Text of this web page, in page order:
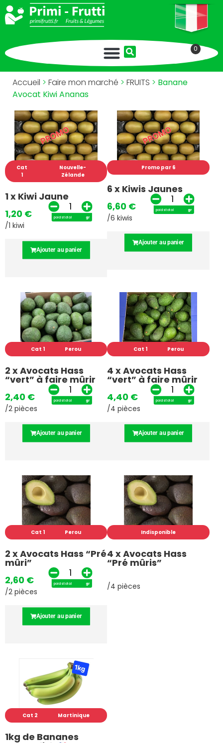
0
Accueil > Faire mon marché > FRUITS > Banane
Avocat Kiwi Ananas
Cat
1
Nouvelle-
Zélande
1 x Kiwi Jaune
1,20 €
/1 kiwi
poids total gr
Ajouter au panier
Promo par 6
6 x Kiwis Jaunes
6,60 €
/6 kiwis
poids total gr
Ajouter au panier
Cat 1 Perou
2 x Avocats Hass
“vert” à faire mûrir
2,40 €
/2 pièces
poids total gr
Ajouter au panier
Cat 1 Perou
4 x Avocats Hass
“vert” à faire mûrir
4,40 €
/4 pièces
poids total gr
Ajouter au panier
Cat 1 Perou
2 x Avocats Hass “Pré
mûri”
2,60 €
/2 pièces
poids total gr
Ajouter au panier
Indisponible
4 x Avocats Hass
“Pré mûris”
/4 pièces
Cat 2 Martinique
1kg de Bananes